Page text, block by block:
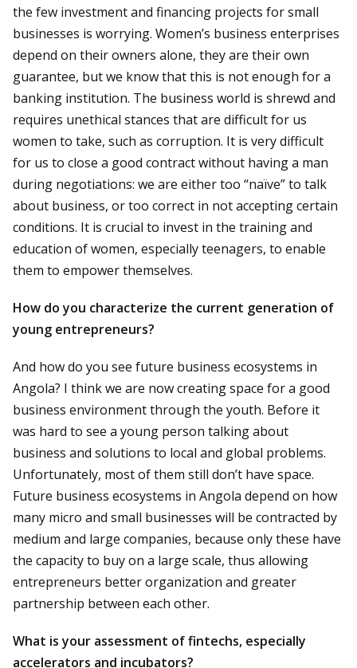
the few investment and financing projects for small
businesses is worrying. Women’s business enterprises
depend on their owners alone, they are their own
guarantee, but we know that this is not enough for a
banking institution. The business world is shrewd and
requires unethical stances that are difficult for us
women to take, such as corruption. It is very difficult
for us to close a good contract without having a man
during negotiations: we are either too “naïve” to talk
about business, or too correct in not accepting certain
conditions. It is crucial to invest in the training and
education of women, especially teenagers, to enable
them to empower themselves.
How do you characterize the current generation of
young entrepreneurs?
And how do you see future business ecosystems in
Angola? I think we are now creating space for a good
business environment through the youth. Before it
was hard to see a young person talking about
business and solutions to local and global problems.
Unfortunately, most of them still don’t have space.
Future business ecosystems in Angola depend on how
many micro and small businesses will be contracted by
medium and large companies, because only these have
the capacity to buy on a large scale, thus allowing
entrepreneurs better organization and greater
partnership between each other.
What is your assessment of fintechs, especially
accelerators and incubators?